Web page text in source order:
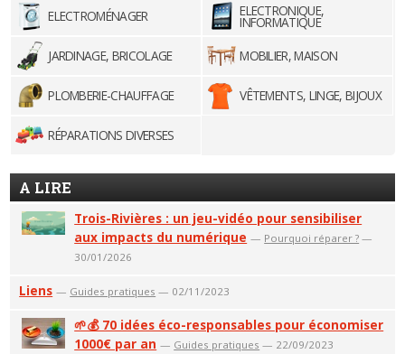
ELECTROMÉNAGER ELECTRONIQUE,
INFORMATIQUE
JARDINAGE, BRICOLAGE
MOBILIER, MAISON
PLOMBERIE-CHAUFFAGE VÊTEMENTS, LINGE, BIJOUX
RÉPARATIONS DIVERSES
A LIRE
Trois-Rivières : un jeu-vidéo pour sensibiliser
aux impacts du numérique — Pourquoi réparer ? —
30/01/2026
Liens — Guides pratiques — 02/11/2023
🌱💰 70 idées éco-responsables pour économiser
1000€ par an — Guides pratiques — 22/09/2023